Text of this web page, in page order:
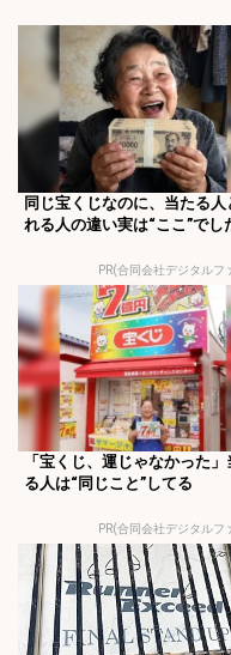
同じ宝くじなのに、当たる人
れる人の違い実は“ここ”でし
PR(合同会社デジタルフ
「宝くじ、運じゃなかった」
る人は“同じこと”してる
PR(合同会社デジタルフ